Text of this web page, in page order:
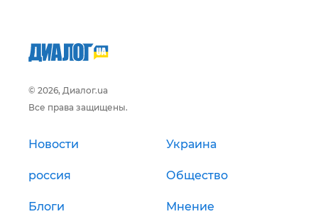
© 2026, Диалог.ua
Все права защищены.
Новости Украина
россия Общество
Блоги Мнение